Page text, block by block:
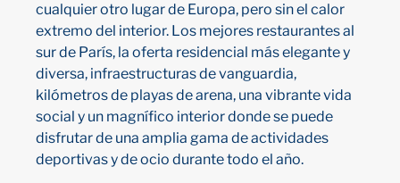
cualquier otro lugar de Europa, pero sin el calor
extremo del interior. Los mejores restaurantes al
sur de París, la oferta residencial más elegante y
diversa, infraestructuras de vanguardia,
kilómetros de playas de arena, una vibrante vida
social y un magnífico interior donde se puede
disfrutar de una amplia gama de actividades
deportivas y de ocio durante todo el año.